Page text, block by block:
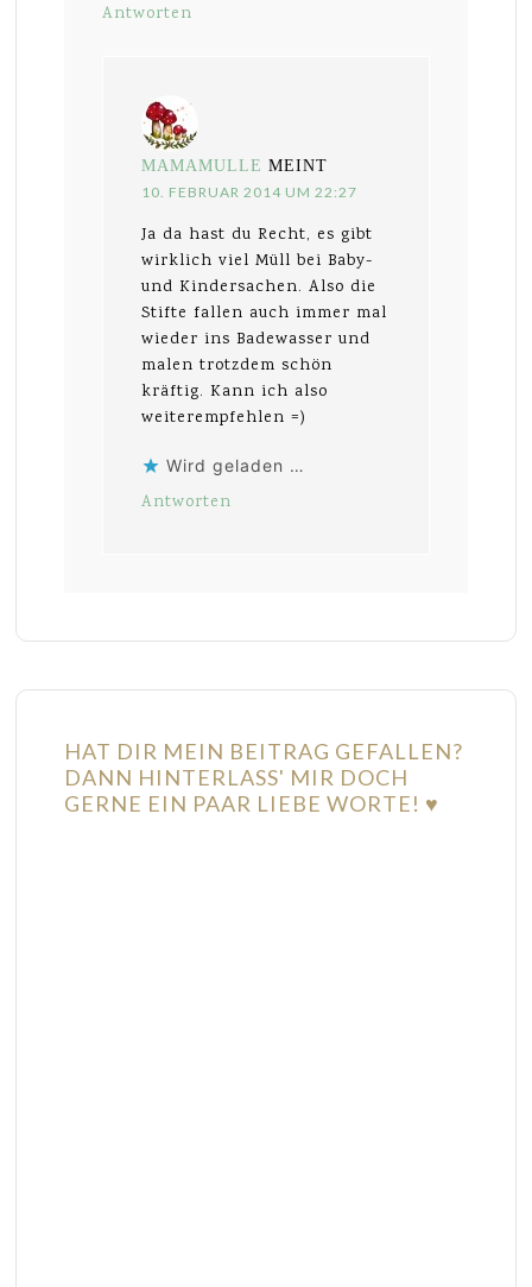
Antworten
MAMAMULLE MEINT
10. FEBRUAR 2014 UM 22:27
Ja da hast du Recht, es gibt
wirklich viel Müll bei Baby-
und Kindersachen. Also die
Stifte fallen auch immer mal
wieder ins Badewasser und
malen trotzdem schön
kräftig. Kann ich also
weiterempfehlen =)
Wird geladen …
Antworten
HAT DIR MEIN BEITRAG GEFALLEN?
DANN HINTERLASS' MIR DOCH
GERNE EIN PAAR LIEBE WORTE! ♥